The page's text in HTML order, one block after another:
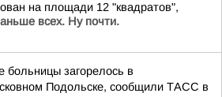
на площади 12 "квадратов",
всех. Ну почти.
больницы загорелось в
Подольске, сообщили ТАСС в